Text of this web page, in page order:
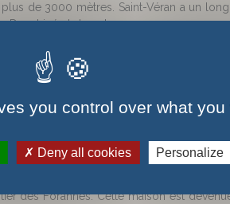
de 3000 mètres. Saint-Véran a un
Dauphiné et de notre pays.
-2500 ans avant J.C., la population
dont nous parlerons plus loin. Aux
et n’aurait pris ce nom de Saint-Véran
du village : au lieu de le reconstruire
à pain, sa fontaine, parfois une
du hameau de la Chalp
des Forannes. Cette maison est
you control over what
Deny all cookies Personalize